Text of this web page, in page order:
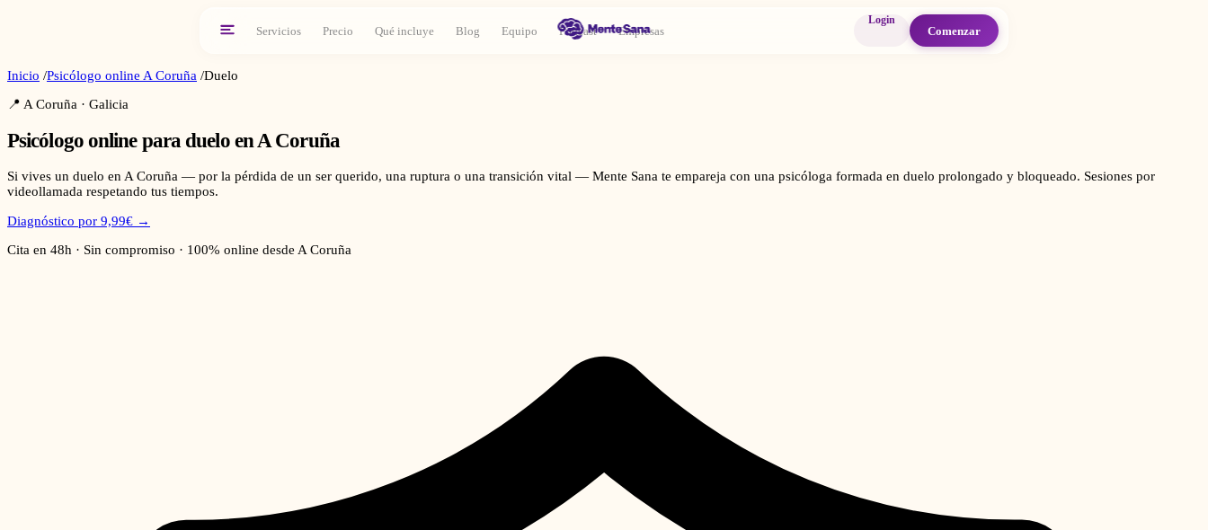
Servicios Precio Qué incluye Blog Equipo Podcast Empresas
Login
Comenzar
Inicio /Psicólogo online A Coruña /Duelo
📍 A Coruña · Galicia
Psicólogo online para dueloen A Coruña
Si vives un duelo en A Coruña — por la pérdida de un ser querido, una ruptura o una transición vital — Mente Sana te empareja con una psicóloga formada en duelo prolongado y bloqueado. Sesiones por
videollamada respetando tus tiempos.
Diagnóstico por 9,99€ →
Cita en 48h · Sin compromiso · 100% online desde A Coruña